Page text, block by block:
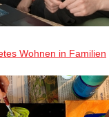
Wohnen in Familien